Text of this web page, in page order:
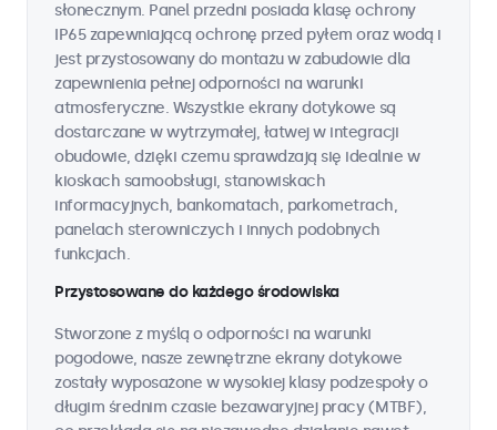
słonecznym. Panel przedni posiada klasę ochrony
IP65 zapewniającą ochronę przed pyłem oraz wodą i
jest przystosowany do montażu w zabudowie dla
zapewnienia pełnej odporności na warunki
atmosferyczne. Wszystkie ekrany dotykowe są
dostarczane w wytrzymałej, łatwej w integracji
obudowie, dzięki czemu sprawdzają się idealnie w
kioskach samoobsługi, stanowiskach
informacyjnych, bankomatach, parkometrach,
panelach sterowniczych i innych podobnych
funkcjach.
Przystosowane do każdego środowiska
Stworzone z myślą o odporności na warunki
pogodowe, nasze zewnętrzne ekrany dotykowe
zostały wyposażone w wysokiej klasy podzespoły o
długim średnim czasie bezawaryjnej pracy (MTBF),